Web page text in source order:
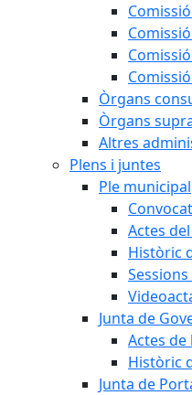
Òrgans
Òrgans
Altres
Plens i juntes
Ple municipal
Actes
Històric
Junta de
Actes de
Històric
Junta de